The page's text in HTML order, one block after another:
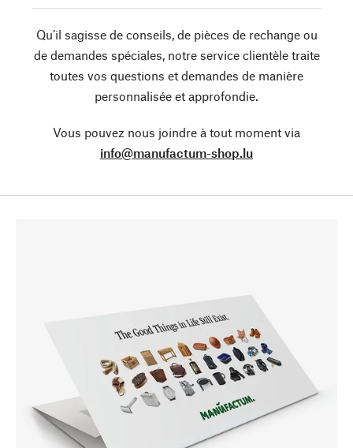
Qu’il sagisse de conseils, de pièces de rechange ou
de demandes spéciales, notre service clientèle traite
toutes vos questions et demandes de manière
personnalisée et approfondie.
Vous pouvez nous joindre à tout moment via
info@manufactum-shop.lu